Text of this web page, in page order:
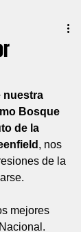
nuestra
Bosque
de la
, nos
de la
mejores